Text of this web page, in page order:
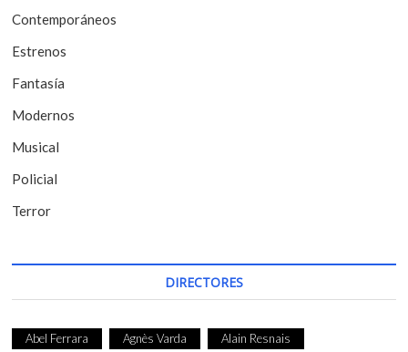
n
t
r
a
d
a
s
Contemporáneos
Estrenos
Fantasía
Modernos
Musical
Policial
Terror
DIRECTORES
Abel Ferrara Agnès Varda Alain Resnais